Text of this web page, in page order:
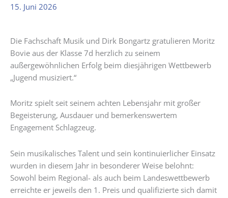
15. Juni 2026
Die Fachschaft Musik und Dirk Bongartz gratulieren Moritz
Bovie aus der Klasse 7d herzlich zu seinem
außergewöhnlichen Erfolg beim diesjährigen Wettbewerb
„Jugend musiziert.“
Moritz spielt seit seinem achten Lebensjahr mit großer
Begeisterung, Ausdauer und bemerkenswertem
Engagement Schlagzeug.
Sein musikalisches Talent und sein kontinuierlicher Einsatz
wurden in diesem Jahr in besonderer Weise belohnt:
Sowohl beim Regional- als auch beim Landeswettbewerb
erreichte er jeweils den 1. Preis und qualifizierte sich damit